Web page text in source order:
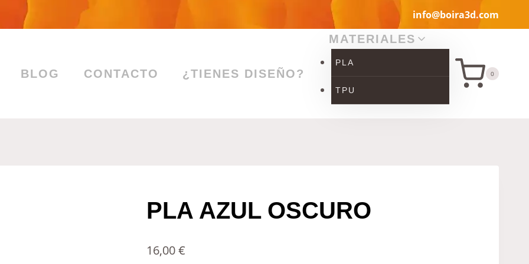
info@boira3d.com
BLOG CONTACTO ¿TIENES DISEÑO?
MATERIALES
PLA
TPU
0
PLA AZUL OSCURO
16,00€